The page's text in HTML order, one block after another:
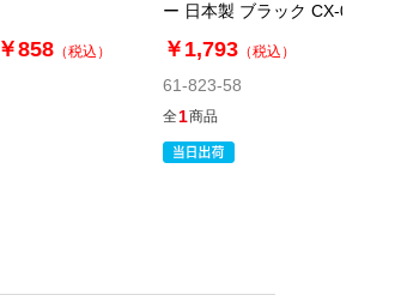
￥858 （税込）
ー 日本製 ブラック CX-004-K
￥1,793 （税込）
61-823-58
全1商品